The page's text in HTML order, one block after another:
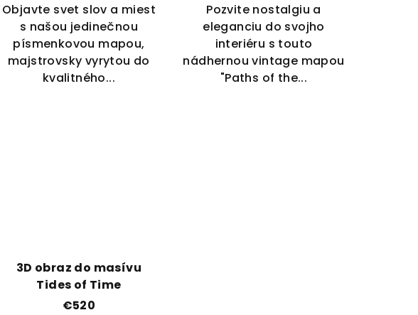
Objavte svet slov a miest
s našou jedinečnou
písmenkovou mapou,
majstrovsky vyrytou do
kvalitného...
Pozvite nostalgiu a
eleganciu do svojho
interiéru s touto
nádhernou vintage mapou
"Paths of the...
3D obraz do masívu
Tides of Time
€520